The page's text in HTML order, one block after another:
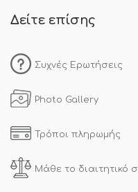
Δείτε επίσης
Συχνές Ερωτήσεις
Photo Gallery
Τρόποι πληρωμής
Μάθε το διαιτητικό